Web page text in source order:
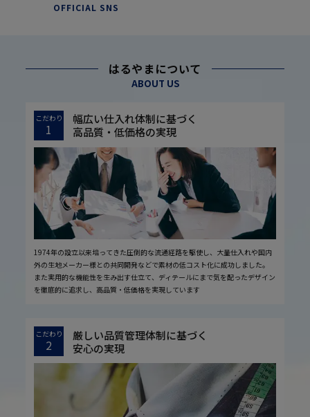
OFFICIAL SNS
はるやまについて
ABOUT US
こだわり
1
幅広い仕入れ体制に基づく
高品質・低価格の実現
1974年の設立以来培ってきた圧倒的な流通経路を駆使し、大量仕入れや国内
外の生地メーカー様との共同開発などで素材の低コスト化に成功しました。
また実用的な機能性を生み出す仕立て、ディテールにまで気を配ったデザイン
を徹底的に追求し、高品質・低価格を実現しています
こだわり
2
厳しい品質管理体制に基づく
安心の実現